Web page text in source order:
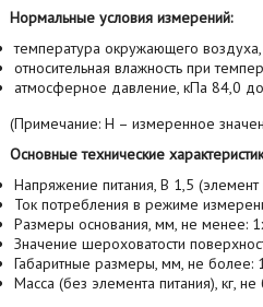
Нормальные условия измерений:
температура окружающего
относительная влажность при
атмосферное давление, кПа 84,0
(Примечание: H – измеренное
Основные технические
Напряжение питания, В 1,5
Ток потребления в режиме
Размеры основания, мм, не менее:
Значение шероховатости
Габаритные размеры, мм, не более:
Масса (без элемента питания), кг,